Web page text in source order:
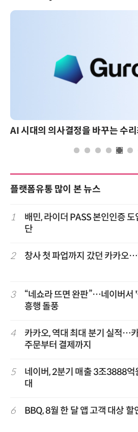
플랫폼유통 많이 본 뉴스
1
배민, 라이더 PASS 본인인증
단
2 창사 첫 파업까지 갔던 카카오
3
“네쇼라 뜨면 완판”…네이버서
흥행 돌풍
4
카카오, 역대 최대 분기 실적…
주문부터 결제까지
5
네이버, 2분기 매출 3조3888
대
6 BBQ, 8월 한 달 앱 고객 대상